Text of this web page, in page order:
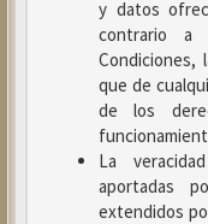
y datos
contrario a
Condiciones,
que de
de los
La
aportadas
extendidos